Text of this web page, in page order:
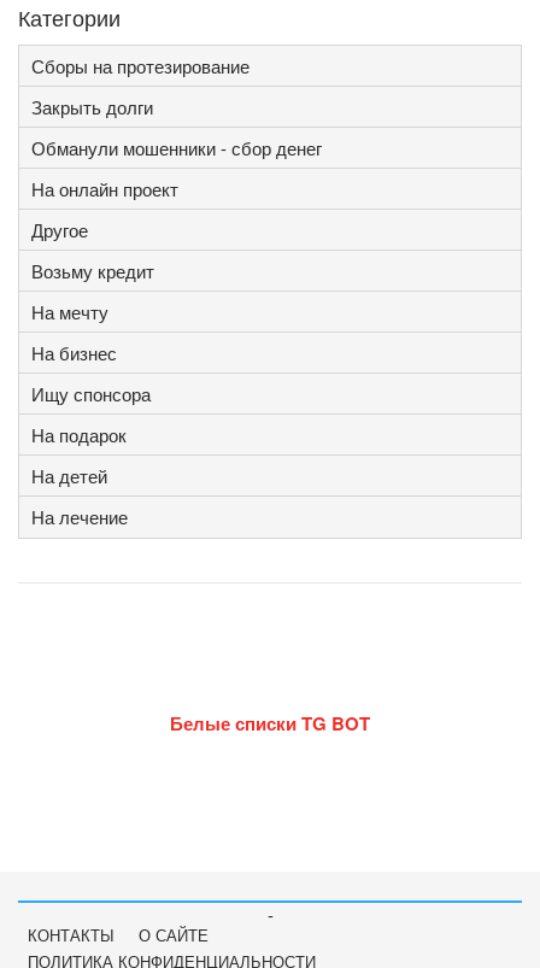
Категории
Сборы на протезирование
Закрыть долги
Обманули мошенники - сбор денег
На онлайн проект
Другое
Возьму кредит
На мечту
На бизнес
Ищу спонсора
На подарок
На детей
На лечение
Белые списки TG BOT
-
КОНТАКТЫ
О САЙТЕ
ПОЛИТИКА КОНФИДЕНЦИАЛЬНОСТИ